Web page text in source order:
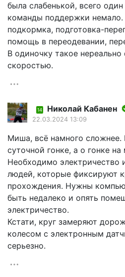
была слабенькой, всего
команды поддержки немало.
подкормка, подготовка-
помощь в переодевании,
В одиночку такое
скоростью.
14 Николай Кабанен
22.03.2024 13:09
Миша, всё намного сложнее.
суточной гонке, а о гонке
Необходимо электричество
людей, которые фиксируют
прохождения. Нужны
быть недалеко и опять
электричество.
Кстати, круг замеряют
колесом с электронным
серьезно.